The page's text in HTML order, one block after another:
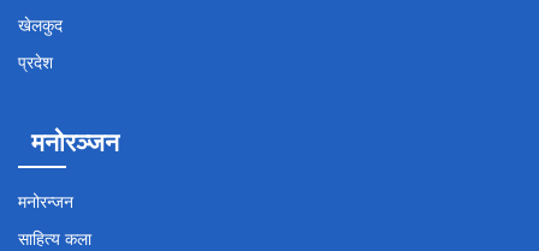
खेलकुद
प्रदेश
मनोरञ्जन
मनोरन्जन
साहित्य कला